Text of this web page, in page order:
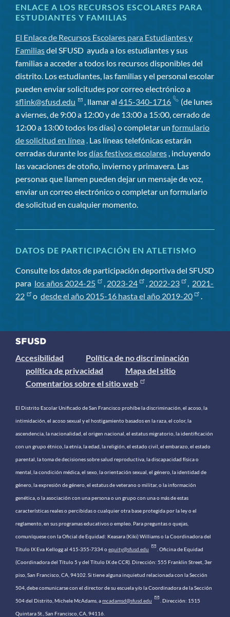
ENLACE A LOS RECURSOS ESCOLARES PARA
ESTUDIANTES Y FAMILIAS
El Enlace de Recursos Escolares para Estudiantes y
Familiasdel SFUSD ayuda a los estudiantes y sus
familias a acceder a todos los recursos disponibles del
distrito. Los estudiantes, las familias y el personal escolar
pueden enviar solicitudes por correo electrónico a
sflink@sfusd.edu
, llamar al415-340-1716
(de lunes
a viernes, de 9:00 a 12:00 y de 13:00 a 15:00, cerrado de
12:00 a 13:00 todos los días) o completar un formulario
de solicitud en línea . Las líneas telefónicas estarán
cerradas durante losdías festivos escolares , incluyendo
las vacaciones de otoño, invierno y primavera. Las
personas que llamen pueden dejar un mensaje de voz,
enviar un correo electrónico o completar un formulario
de solicitud en cualquier momento.
DATOS DE PARTICIPACIÓN EN ATLETISMO
Consulte los datos de participación deportiva del SFUSD
para los años 2024-25 , 2023-24 , 2022-23 , 2021-
22
o desde el año 2015-16 hasta el año 2019-20 .
Accesibilidad
Política de no discriminación
política de privacidad
Mapa del sitio
Comentarios sobre el sitio web
El Distrito Escolar Unificado de San Francisco prohíbe la discriminación, el acoso, la
intimidación, el acoso sexual y el hostigamiento basados ​​en la raza, el color, la
ascendencia, la nacionalidad, el origen nacional, el estatus migratorio, la identificación
con un grupo étnico, la etnia, la edad, la religión, el estado civil, el embarazo, el estado
parental, la toma de decisiones sobre salud reproductiva, la discapacidad física o
mental, la condición médica, el sexo, la orientación sexual, el género, la identidad de
género, la expresión de género, el estatus de veterano o militar, o la información
genética, o la asociación con una persona o un grupo con una o más de estas
características reales o percibidas o cualquier otra base protegida por la ley o el
reglamento, en sus programas educativos o empleo. Para preguntas o quejas,
comuníquese con la Oficial de Equidad: Keasara (Kiki) Williams o la Coordinadora del
Título IX Eva Kellogg al 415-355-7334 oequity@sfusd.edu . Oficina de Equidad
(Coordinadora del Título 5 y del Título IX de CCR). Dirección: 555 Franklin Street, 3er
piso, San Francisco, CA, 94102. Si tiene alguna inquietud relacionada con la Sección
504, debe comunicarse con el director de su escuela y/o la Coordinadora de la Sección
504 del Distrito, Michele McAdams, amcadamsd@sfusd.edu . Dirección: 1515
Quintara St., San Francisco, CA, 94116.